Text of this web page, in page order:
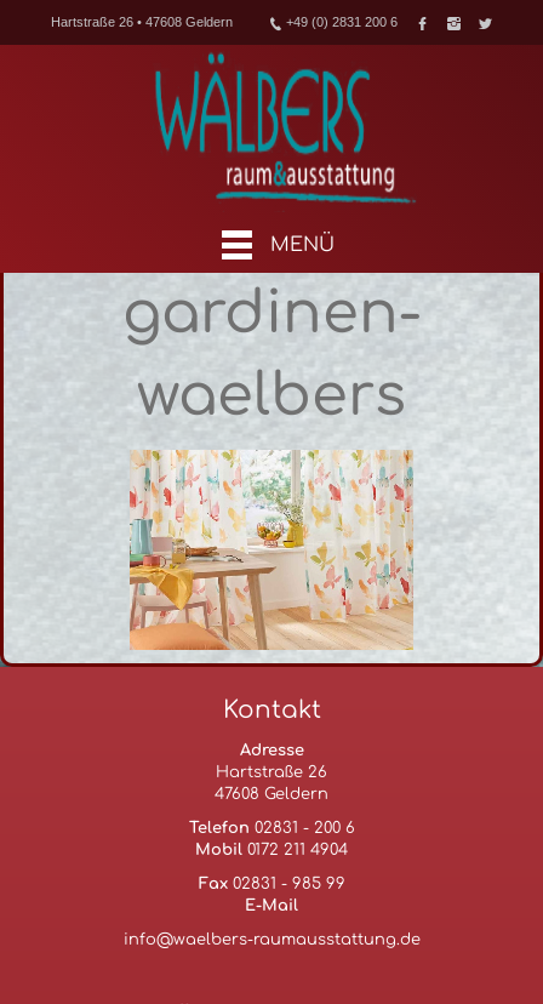
Hartstraße 26 • 47608 Geldern +49 (0) 2831 200 6
MENÜ
gardinen-
waelbers
Kontakt
Adresse
Hartstraße 26
47608 Geldern
Telefon 02831 - 200 6
Mobil 0172 211 4904
Fax02831 - 985 99
E-Mail
info@waelbers-raumausstattung.de